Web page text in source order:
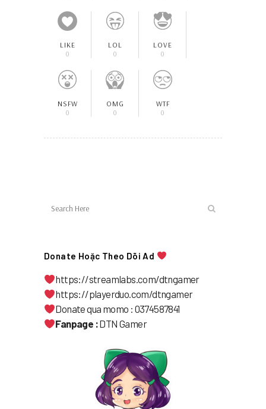
LIKE
0
LOL
0
LOVE
0
NSFW
0
OMG
0
WTF
0
Donate Hoặc Theo Dõi Ad
https://streamlabs.com/dtngamer
https://playerduo.com/dtngamer
Donate qua momo : 0374587841
Fanpage :DTN Gamer